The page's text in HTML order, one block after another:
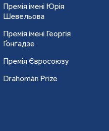
Премія імені Юрія
Шевельова
Премія імені Георгія
Ґонґадзе
Премія Євросоюзу
Drahomán Prize